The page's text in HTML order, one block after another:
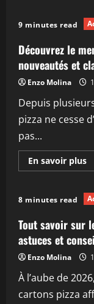
9 minutes read
Découvrez le
nouveautés et
Enzo Molina
Depuis
pizza ne cesse
pas...
En savoir plusEn
le
et
à
8 minutes read
Tout savoir sur
astuces et
Enzo Molina
À l’aube de
cartons pizza